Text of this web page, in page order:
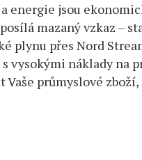
energie jsou
mazaný vzkaz –
plynu přes Nord
vysokými náklady na
Vaše průmyslové zboží,